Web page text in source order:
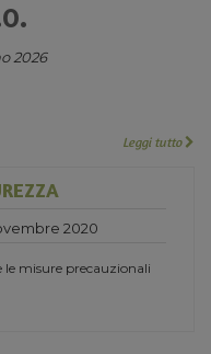
2026
Leggi tutto
2020
le misure precauzionali